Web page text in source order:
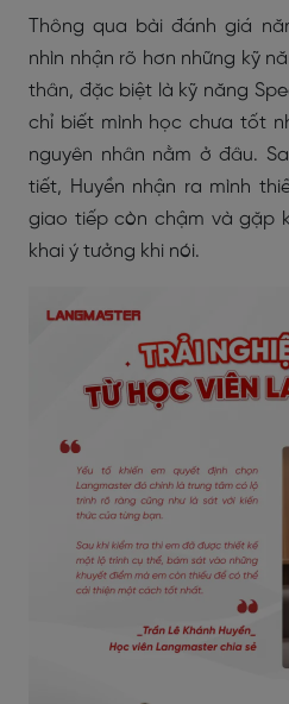
Thông qua bài đánh giá
nhìn nhận rõ hơn những kỹ
thân, đặc biệt là kỹ năng
chỉ biết mình học chưa tốt
nguyên nhân nằm ở đâu.
tiết, Huyền nhận ra mình
giao tiếp còn chậm và gặp
khai ý tưởng khi nói.